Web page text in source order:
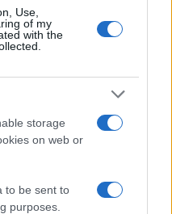
Use,
of my
with the
storage
on web or
to be sent to
purposes.
il biglietto di quella
svolta.